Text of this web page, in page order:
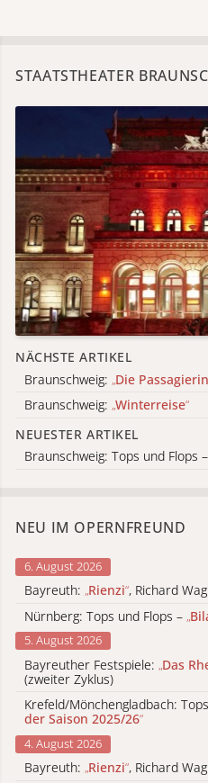
STAATSTHEATER
NÄCHSTE ARTIKEL
Braunschweig: „Die Passagierin
Braunschweig: „Winterreise“
NEUESTER ARTIKEL
Braunschweig: Tops und Flops –
NEU IM OPERNFREUND
6. August 2026
Bayreuth: „Rienzi“, Richard
Nürnberg: Tops und Flops – „
5. August 2026
Bayreuther Festspiele: „Das
(zweiter Zyklus)
Krefeld/Mönchengladbach:
der Saison 2025/26“
4. August 2026
Bayreuth: „Rienzi“, Richard